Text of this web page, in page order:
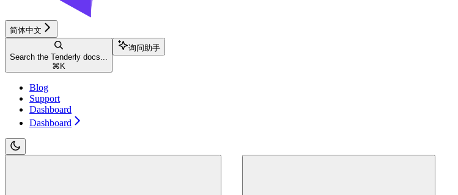
简体中文
Search the Tenderly docs...
⌘ K
询问助手
Blog
Support
Dashboard
Dashboard